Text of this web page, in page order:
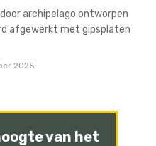
archipelago ontworpen
afgewerkt met gipsplaten
2025
van het